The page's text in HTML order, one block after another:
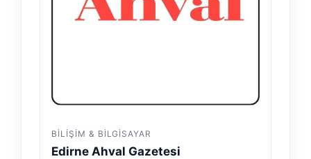
BILIŞIM & BILGISAYAR
Edirne Ahval Gazetesi